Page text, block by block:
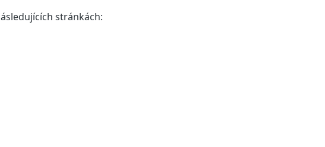
stránkách: